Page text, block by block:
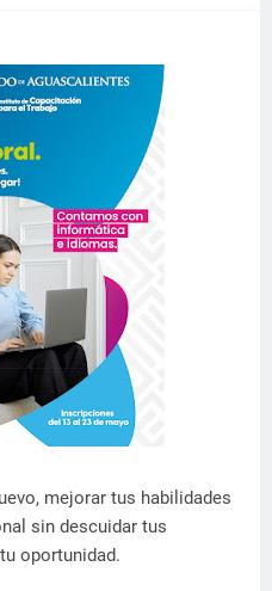
mejorar tus habilidades
sin descuidar tus
oportunidad.